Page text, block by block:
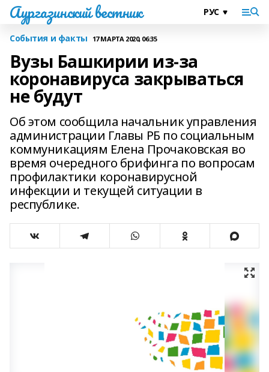
Аургазинский вестник
События и факты 17 МАРТА 2020, 06:35
Вузы Башкирии из-за
коронавируса закрываться
не будут
Об этом сообщила начальник управления
администрации Главы РБ по социальным
коммуникациям Елена Прочаковская во
время очередного брифинга по вопросам
профилактики коронавирусной
инфекции и текущей ситуации в
республике.